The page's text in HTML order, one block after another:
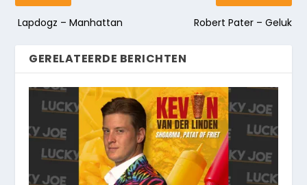
Lapdogz – Manhattan Robert Pater – Geluk
GERELATEERDE BERICHTEN